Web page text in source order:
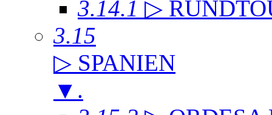
3.14.1 ▷
3.15
▷ SPANIEN
▼ .